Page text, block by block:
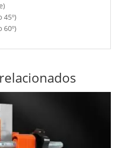
45º)
60º)